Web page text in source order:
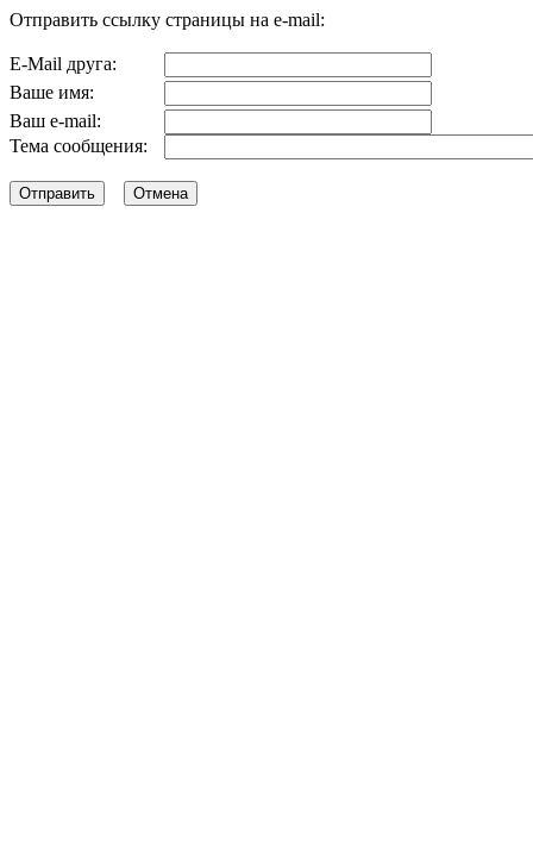
Отправить ссылку страницы на e-mail:
E-Mail друга:
Ваше имя:
Ваш e-mail:
Тема сообщения: